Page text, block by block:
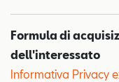
Formula di
dell'interessato
Informativa Privacy